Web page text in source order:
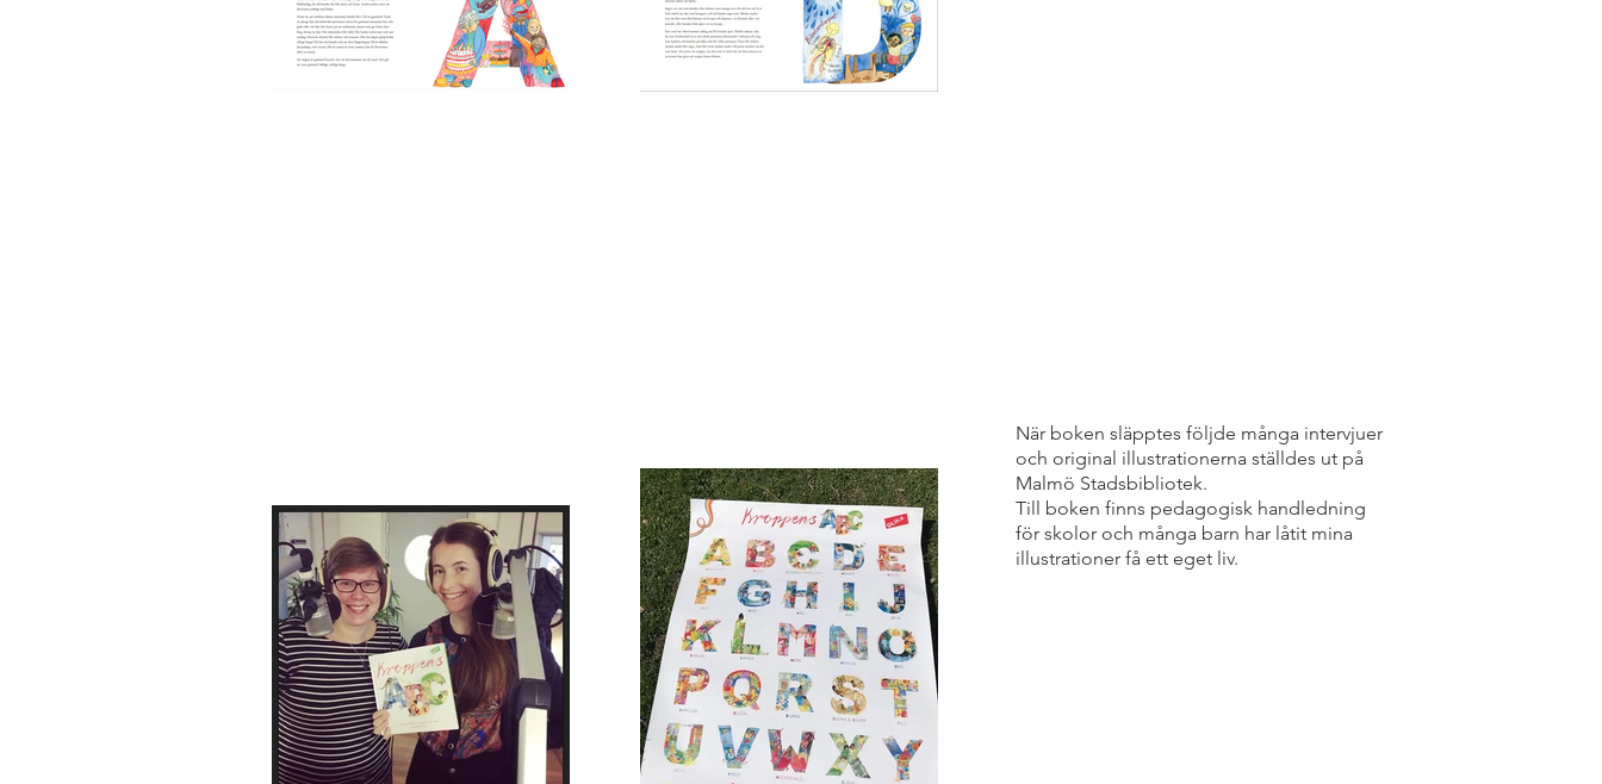
När boken släpptes följde många intervjuer
och original illustrationerna ställdes ut på
Malmö Stadsbibliotek.
Till boken finns pedagogisk handledning
för skolor och många barn har låtit mina
illustrationer få ett eget liv.